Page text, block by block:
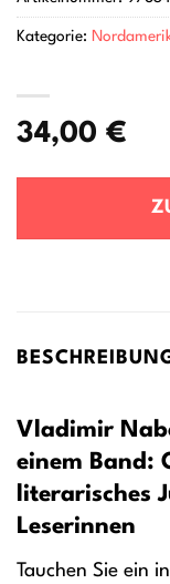
34,00 €
Kategorie:
Vladimir
einem Band:
literarisches
Leserinnen
Tauchen Sie ein